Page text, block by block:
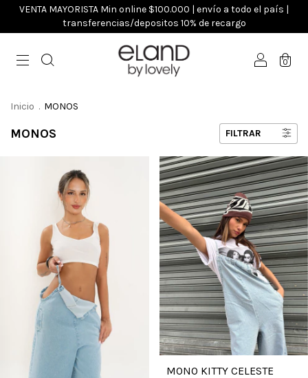
VENTA MAYORISTA Min online $100.000 | envío a todo el país |
transferencias/depositos 10% de recargo
0
Inicio . MONOS
MONOS FILTRAR
MONO KITTY CELESTE